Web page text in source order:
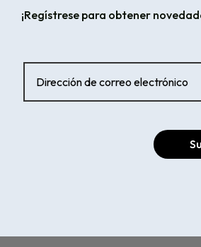
¡Regístrese para obtener